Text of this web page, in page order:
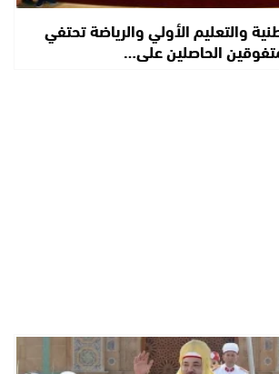
والتعليم الأولي والرياضة تحتفي
الحاصلين على…